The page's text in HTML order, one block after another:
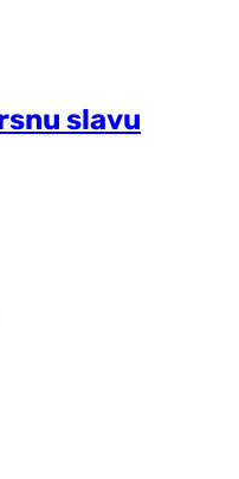
slavu